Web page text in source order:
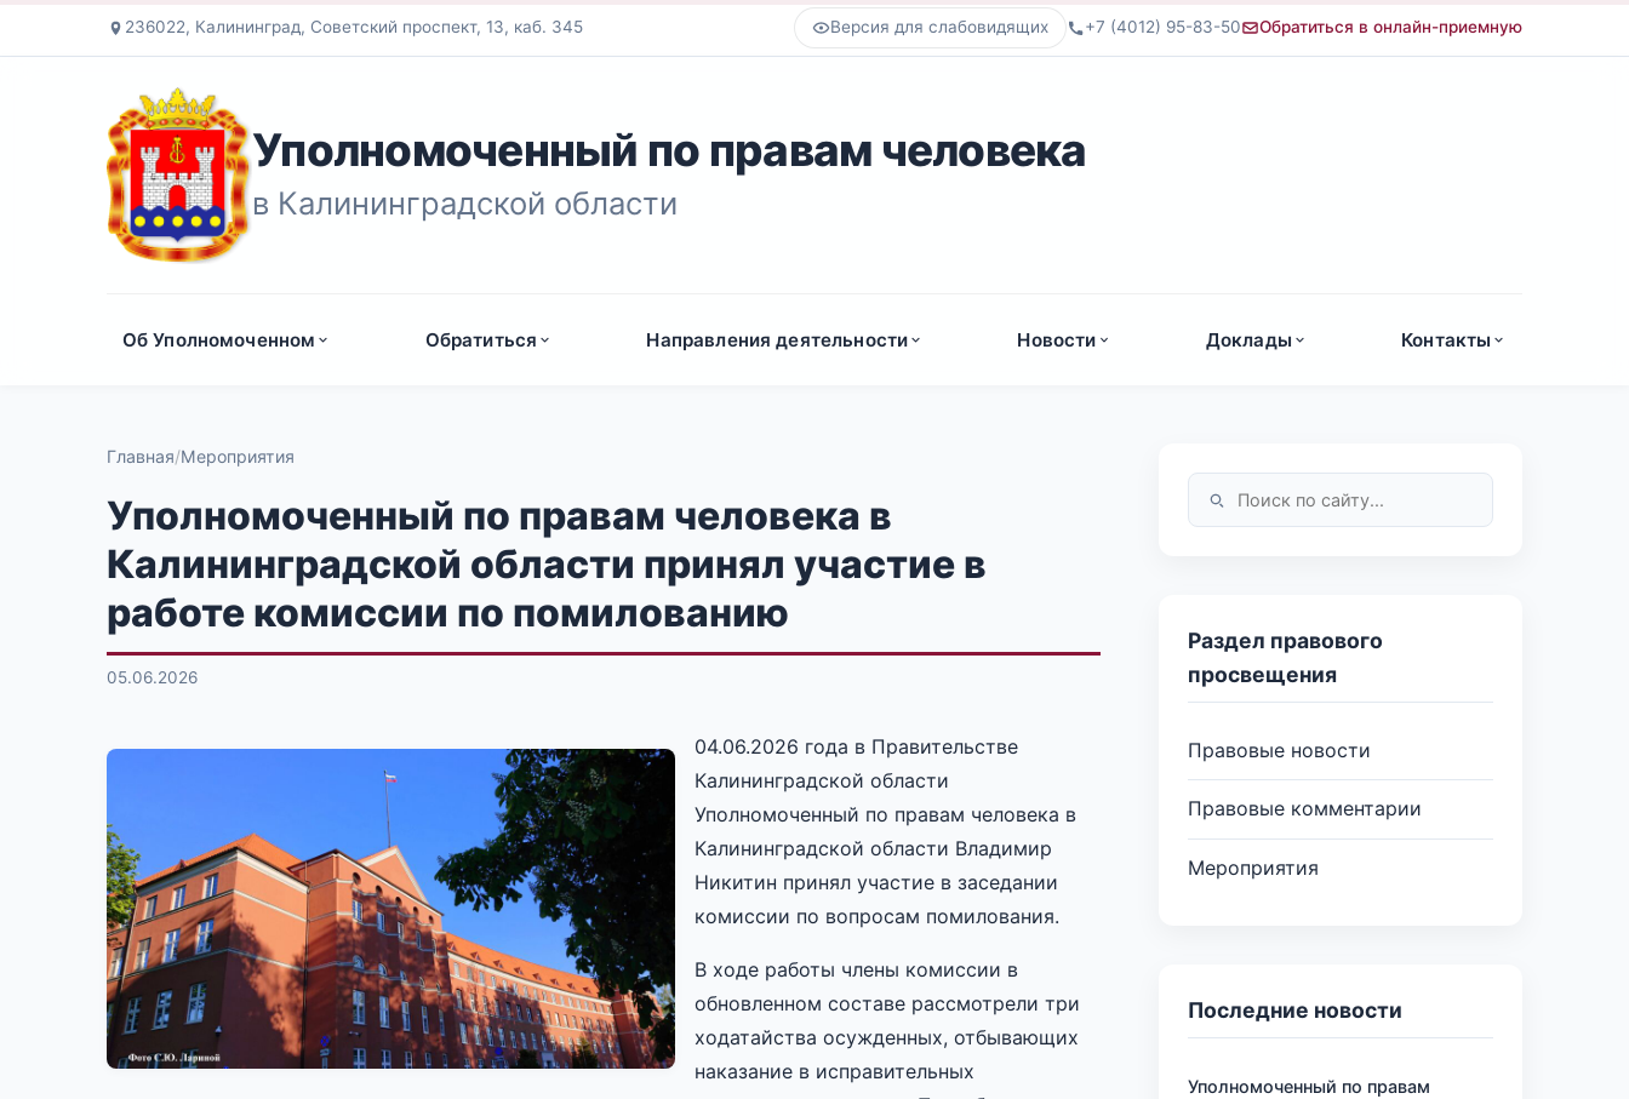
236022, Калининград, Советский проспект, 13, каб. 345 Версия для слабовидящих +7 (4012) 95-83-50 Обратиться в онлайн-приемную
Уполномоченный по правам человека
в Калининградской области
Об Уполномоченном Обратиться Направления деятельности Новости Доклады Контакты
Главная Мероприятия
Уполномоченный по правам человека в
Калининградской области принял участие в
работе комиссии по помилованию
05.06.2026
04.06.2026 года в Правительстве
Калининградской области
Уполномоченный по правам человека в
Калининградской области Владимир
Никитин принял участие в заседании
комиссии по вопросам помилования.
В ходе работы члены комиссии в
обновленном составе рассмотрели три
ходатайства осужденных, отбывающих
наказание в исправительных
Раздел правового
просвещения
Правовые новости
Правовые комментарии
Мероприятия
Последние новости
Уполномоченный по правам